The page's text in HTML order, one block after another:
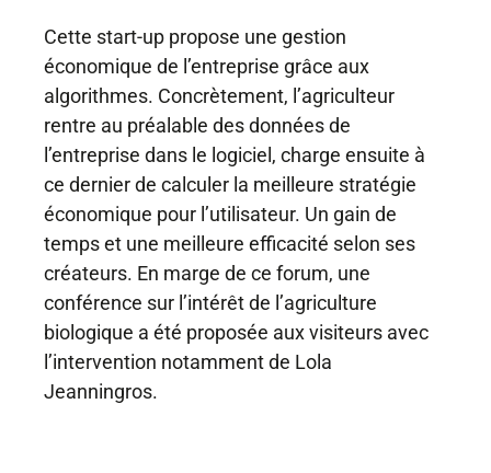
Cette start-up propose une gestion
économique de l’entreprise grâce aux
algorithmes. Concrètement, l’agriculteur
rentre au préalable des données de
l’entreprise dans le logiciel, charge ensuite à
ce dernier de calculer la meilleure stratégie
économique pour l’utilisateur. Un gain de
temps et une meilleure efficacité selon ses
créateurs. En marge de ce forum, une
conférence sur l’intérêt de l’agriculture
biologique a été proposée aux visiteurs avec
l’intervention notamment de Lola
Jeanningros.